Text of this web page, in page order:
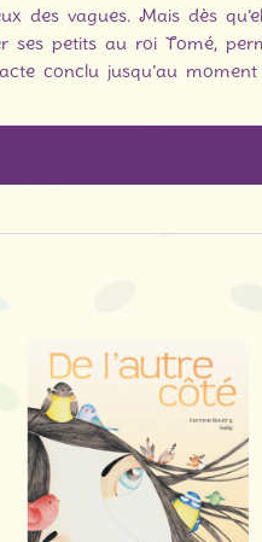
vagues. Mais dès
ses petits au roi Tomé,
conclu jusqu’au